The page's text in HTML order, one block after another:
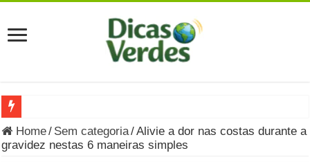
Grávida Pode Comer Pastrami? Saiba Quando o Consumo é
8 Bebidas saudáveis e ricas em eletrólitos: quais são e
Home/ Sem categoria/Alivie a dor nas costas durante a
gravidez nestas 6 maneiras simples